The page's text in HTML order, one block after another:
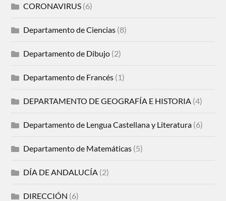
CORONAVIRUS (6)
Departamento de Ciencias (8)
Departamento de Dibujo (2)
Departamento de Francés (1)
DEPARTAMENTO DE GEOGRAFÍA E HISTORIA (4)
Departamento de Lengua Castellana y Literatura (6)
Departamento de Matemáticas (5)
DÍA DE ANDALUCÍA (2)
DIRECCIÓN (6)